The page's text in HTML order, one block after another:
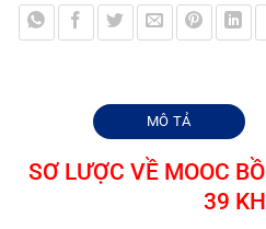
MÔ TẢ
SƠ LƯỢC VỀ MOOC
39